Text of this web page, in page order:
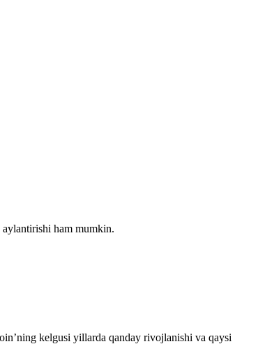
ham mumkin.
kelgusi yillarda qanday rivojlanishi va qaysi